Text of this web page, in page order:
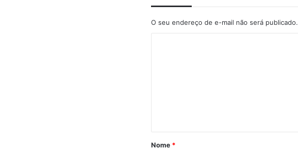
O seu endereço de e-mail não será publicado.
á
r
Nome *